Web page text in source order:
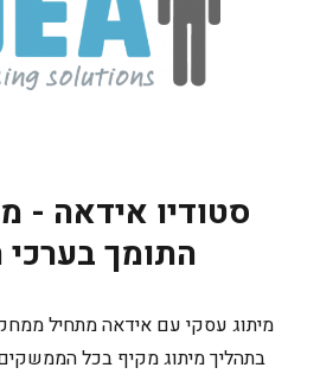
סטודיו אידאה -
התומך
מיתוג עסקי עם אידאה מתחיל
בתהליך מיתוג מקיף בכל